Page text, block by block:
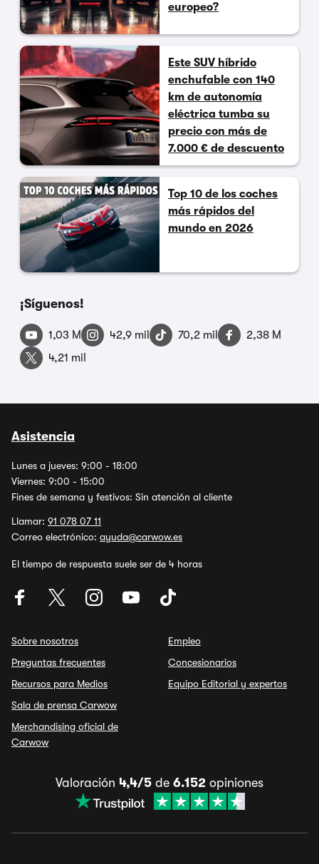
europeo?
Este SUV híbrido
enchufable con 140
km de autonomía
eléctrica tumba su
precio con más de
7.000 € de descuento
Top 10 de los coches
más rápidos del
mundo en 2026
¡Síguenos!
1,03 M 42,9 mil 70,2 mil
2,38 M
4,21 mil
Asistencia
Lunes a jueves: 9:00 - 18:00
Viernes: 9:00 - 15:00
Fines de semana y festivos: Sin atención al cliente
Llamar: 91 078 07 11
Correo electrónico: ayuda@carwow.es
El tiempo de respuesta suele ser de 4 horas
Sobre nosotros
Preguntas frecuentes
Recursos para Medios
Sala de prensa Carwow
Merchandising oficial de
Carwow
Empleo
Concesionarios
Equipo Editorial y expertos
Valoración 4,4/5 de 6.152 opiniones